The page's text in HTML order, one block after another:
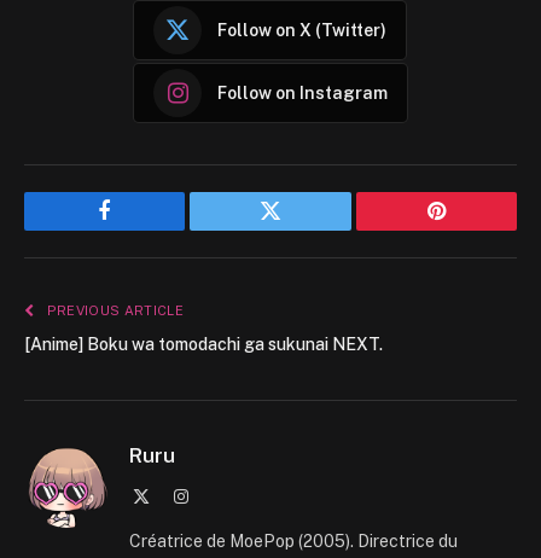
Follow on X (Twitter)
Follow on Instagram
Facebook Twitter Pinterest
PREVIOUS ARTICLE
[Anime] Boku wa tomodachi ga sukunai NEXT.
Ruru
Instagram
Créatrice de MoePop (2005). Directrice du